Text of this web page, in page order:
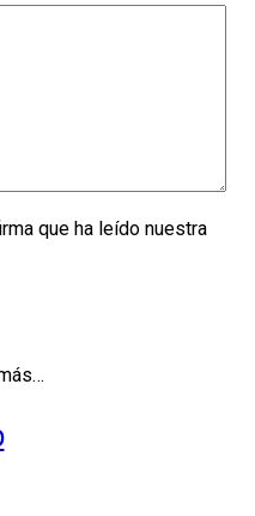
que ha leído nuestra